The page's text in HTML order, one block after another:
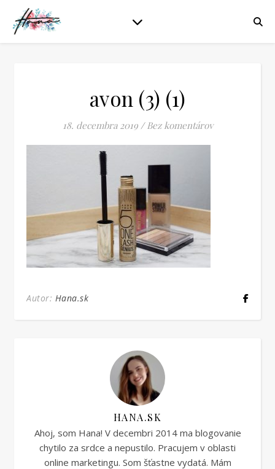
avon (3) (1)
18. decembra 2019 / Bez komentárov
Autor: Hana.sk
HANA.SK
Ahoj, som Hana! V decembri 2014 ma blogovanie
chytilo za srdce a nepustilo. Pracujem v oblasti
online marketingu. Som šťastne vydatá. Mám